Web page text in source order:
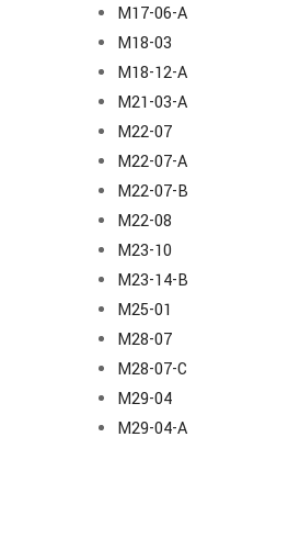
M17-06-A
M18-03
M18-12-A
M21-03-A
M22-07
M22-07-A
M22-07-B
M22-08
M23-10
M23-14-B
M25-01
M28-07
M28-07-C
M29-04
M29-04-A